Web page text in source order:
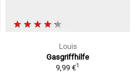
Louis
Gasgriffhilfe
9,99 €1